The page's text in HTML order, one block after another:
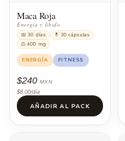
Maca Roja
Energía y libido
📅 30 días
💊 30 cápsulas
⚖ 400 mg
ENERGÍA FITNESS
$240 MXN
$8.00/día
AÑADIR AL PACK